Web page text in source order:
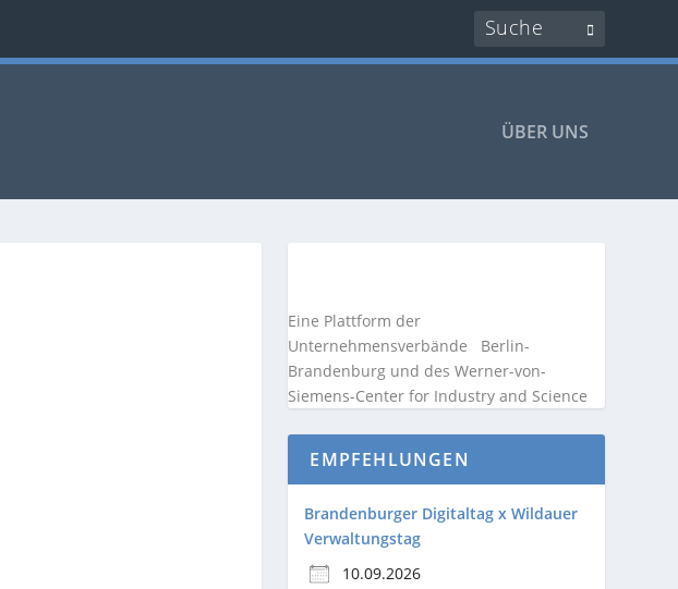
ÜBER UNS
Eine Plattform der
Unternehmensverbände Berlin-
Brandenburg und des Werner-von-
Siemens-Center for Industry and Science
EMPFEHLUNGEN
Brandenburger Digitaltag x Wildauer
Verwaltungstag
10.09.2026